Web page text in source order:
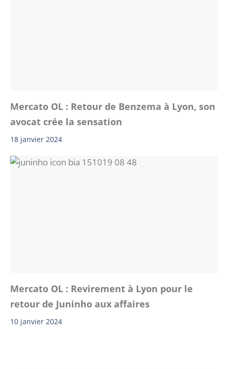
Mercato OL : Retour de Benzema à Lyon, son
avocat crée la sensation
18 janvier 2024
Mercato OL : Revirement à Lyon pour le
retour de Juninho aux affaires
10 janvier 2024